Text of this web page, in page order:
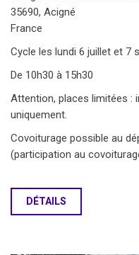
35690, Acigné
France
Cycle les lundi 6 juillet et 7
De 10h30 à 15h30
Attention, places limitées :
uniquement.
Covoiturage possible au
(participation au
DÉTAILS